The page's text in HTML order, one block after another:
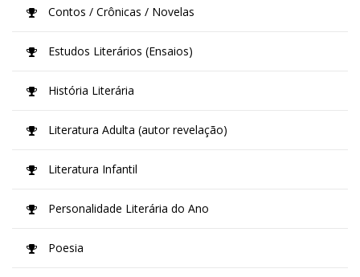
Contos / Crônicas / Novelas
Estudos Literários (Ensaios)
História Literária
Literatura Adulta (autor revelação)
Literatura Infantil
Personalidade Literária do Ano
Poesia